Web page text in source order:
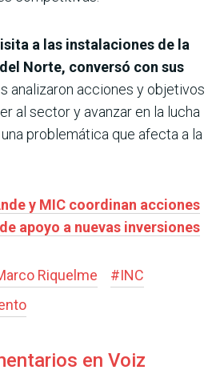
a las instalaciones de la
Norte, conversó con sus
analizaron acciones y objetivos
al sector y avanzar en la lucha
problemática que afecta a la
y MIC coordinan acciones
apoyo a nuevas inversiones
Riquelme #INC
en Voiz